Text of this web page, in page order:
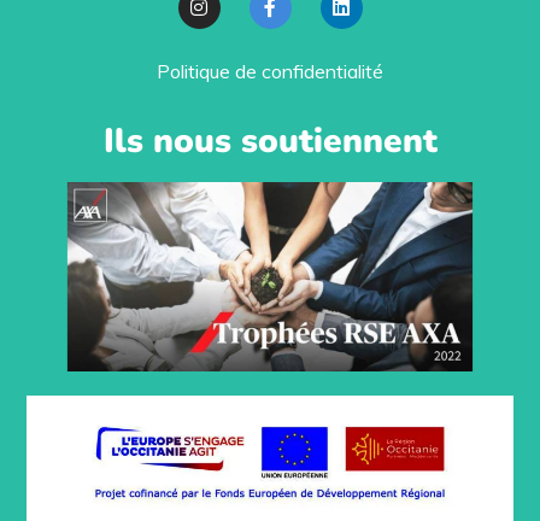
Politique de confidentialité
Ils nous soutiennent